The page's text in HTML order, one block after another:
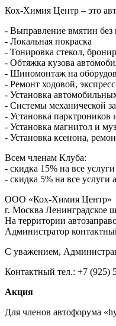
Кох-Химия Центр – это
- Выправление вмятин без
- Локальная покраска
- Тонировка стекол,
- Обтяжка кузова
- Шиномонтаж на
- Ремонт ходовой,
- Установка
- Системы механической
- Установка парктроников
- Установка магнитол и
- Установка ксенона,
Всем членам Клуба:
- скидка 15% на все
- скидка 5% на все услуги
ООО «Кох-Химия Центр»
г. Москва Ленинградское
На территории
Администратор
C уважением,
Контактный тел.: +7 (925)
Акция
Для членов автофорума